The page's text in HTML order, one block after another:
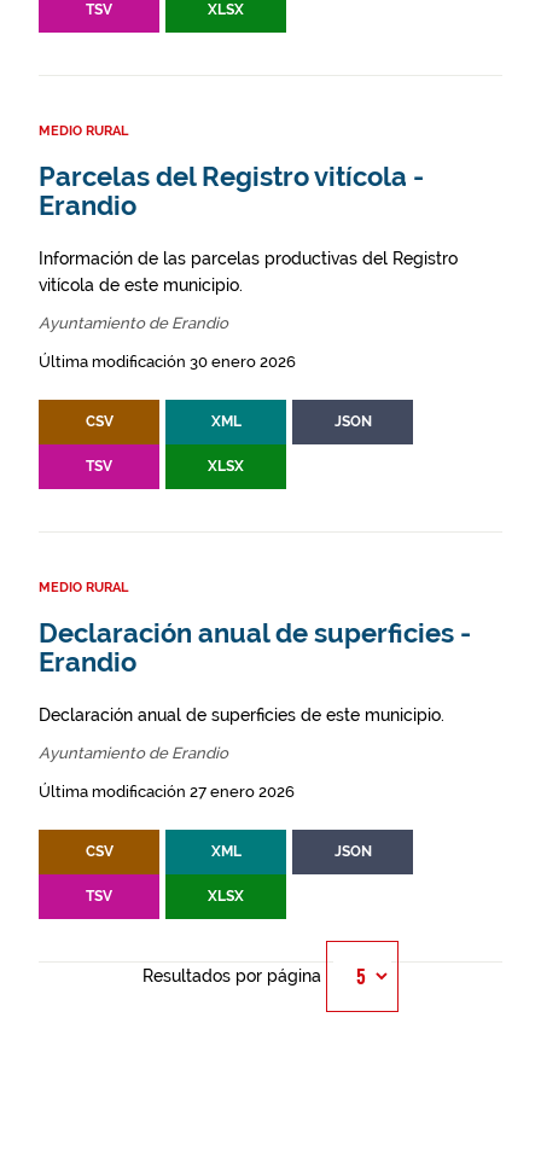
TSV XLSX
MEDIO RURAL
Parcelas del Registro vitícola -
Erandio
Información de las parcelas productivas del Registro
vitícola de este municipio.
Ayuntamiento de Erandio
Última modificación 30 enero 2026
CSV XML JSON
TSV XLSX
MEDIO RURAL
Declaración anual de superficies -
Erandio
Declaración anual de superficies de este municipio.
Ayuntamiento de Erandio
Última modificación 27 enero 2026
CSV XML JSON
TSV XLSX
Resultados por página